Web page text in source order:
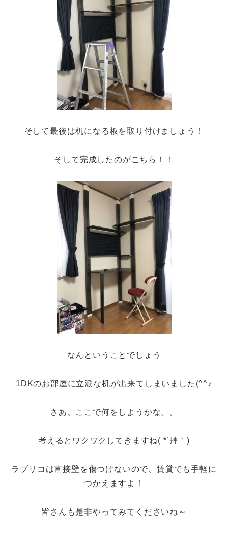
そして最後は机になる板を取り付けましょう！
そして完成したのがこちら！！
なんということでしょう
1DKのお部屋に立派な机が出来てしまいました(^^♪
さあ、ここで何をしようかな。。
考えるとワクワクしてきますね( *´艸｀)
ラブリコは直接壁を傷つけないので、賃貸でも手軽に
つかえますよ！
皆さんも是非やってみてくださいね～